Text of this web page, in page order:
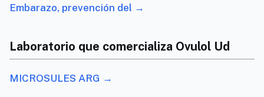
Embarazo, prevención del →
Laboratorio que comercializa Ovulol Ud
MICROSULES ARG →